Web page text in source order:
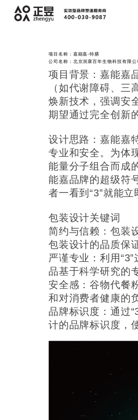
项目名称：嘉能嘉-特膳
公司名称：北京润康百年生物科技有限公
项目背景：嘉能嘉
（如代谢障碍、
焕新技术，强调安
期望通过完全创新
设计思路：嘉能嘉
专业和安全。为体
能量分子组合而成
能嘉品牌的超级符
者一看到“3”就能
包装设计关键词
简约与信赖：包装
包装设计的品质保
严谨专业：利用
品基于科学研究的
安全感：谷物代餐
和对消费者健康的
品牌标识度：通过
计的品牌标识度，